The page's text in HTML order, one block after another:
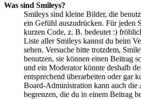
Was sind Smileys?
Smileys sind kleine Bilder, die
ein Gefühl auszudrücken. Für jeden
kurzen Code, z. B. bedeutet :)
Liste aller Smileys kannst du beim
sehen. Versuche bitte trotzdem,
benutzen, sie können einen Beitrag
und ein Moderator könnte deshalb
entsprechend überarbeiten oder gar
Board-Administration kann auch die
begrenzen, die du in einem Beitrag